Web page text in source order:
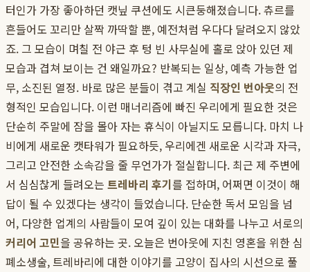
터인가 가장 좋아하던 캣닢 쿠션에도 시큰둥해졌습니다. 츄르를
흔들어도 꼬리만 살짝 까딱할 뿐, 예전처럼 우다다 달려오지 않았
죠. 그 모습이 며칠 전 야근 후 텅 빈 사무실에 홀로 앉아 있던 제
모습과 겹쳐 보이는 건 왜일까요? 반복되는 일상, 예측 가능한 업
무, 소진된 열정. 바로 많은 분들이 겪고 계실 직장인 번아웃의 전
형적인 모습입니다. 이런 매너리즘에 빠진 우리에게 필요한 것은
단순히 주말에 잠을 몰아 자는 휴식이 아닐지도 모릅니다. 마치 나
비에게 새로운 캣타워가 필요하듯, 우리에겐 새로운 시각과 자극,
그리고 안전한 소속감을 줄 무언가가 절실합니다. 최근 제 주변에
서 심심찮게 들려오는 트레바리 후기를 접하며, 어쩌면 이것이 해
답이 될 수 있겠다는 생각이 들었습니다. 단순한 독서 모임을 넘
어, 다양한 업계의 사람들이 모여 깊이 있는 대화를 나누고 서로의
커리어 고민을 공유하는 곳. 오늘은 번아웃에 지친 영혼을 위한 심
폐소생술, 트레바리에 대한 이야기를 고양이 집사의 시선으로 풀